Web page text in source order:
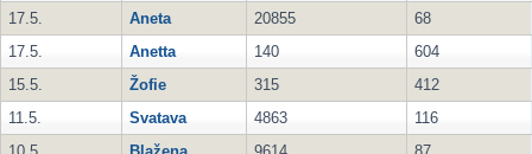
17.5.
Aneta 20855
68
17.5.
Anetta 140
604
15.5.
Žofie 315
412
11.5.
Svatava 4863
116